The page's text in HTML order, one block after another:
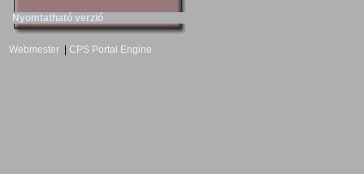
Nyomtatható verzió
Webmester CPS Portal Engine